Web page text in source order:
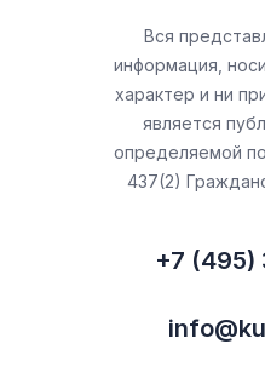
Вся
информация,
характер и ни
является
определяемой
437(2)
+7 (495)